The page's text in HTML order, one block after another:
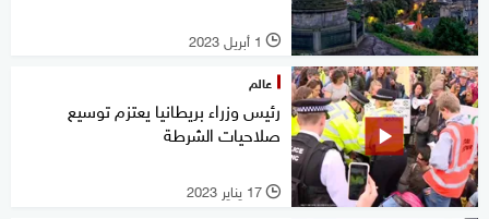
l 1 أبريل 2023
عالم
رئيس وزراء بريطانيا يعتزم توسيع
صلاحيات الشرطة
l 17 يناير 2023